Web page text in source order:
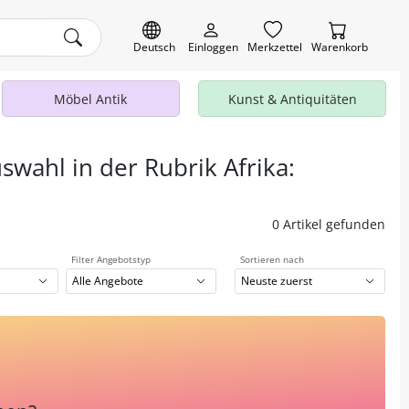
Deutsch Einloggen Merkzettel Warenkorb
Möbel Antik Kunst & Antiquitäten
in der Rubrik Afrika:
0 Artikel gefunden
Filter Angebotstyp
Alle Angebote
Sortieren nach
Neuste zuerst